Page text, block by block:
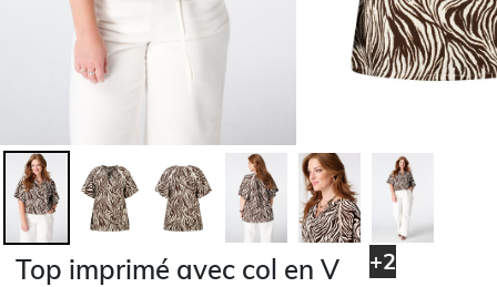
+2
Top imprimé avec col en V